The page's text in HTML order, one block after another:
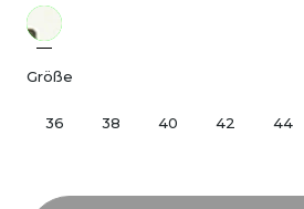
Größe
36 38 40 42 44